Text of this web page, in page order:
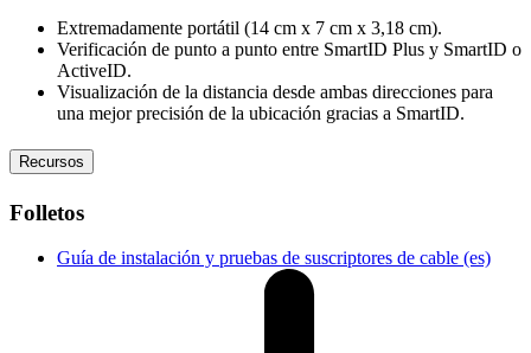
Extremadamente portátil (14 cm x 7 cm x 3,18 cm).
Verificación de punto a punto entre SmartID Plus y SmartID o
ActiveID.
Visualización de la distancia desde ambas direcciones para
una mejor precisión de la ubicación gracias a SmartID.
Recursos
Folletos
Guía de instalación y pruebas de suscriptores de cable (es)